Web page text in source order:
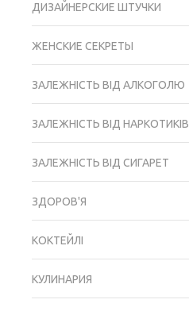
ПРИГОТУВАТИ
ДИЗАЙНЕРСКИЕ ШТУЧКИ
ЖЕНСКИЕ СЕКРЕТЫ
ЗАЛЕЖНІСТЬ ВІД АЛКОГОЛЮ
ЗАЛЕЖНІСТЬ ВІД НАРКОТИКІВ
ЗАЛЕЖНІСТЬ ВІД СИГАРЕТ
ЗДОРОВ'Я
КОКТЕЙЛІ
КУЛИНАРИЯ